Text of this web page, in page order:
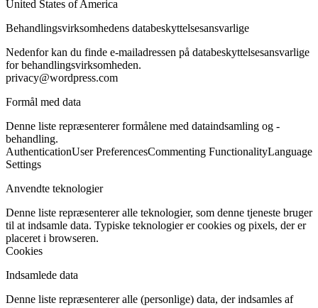
United States of America
Behandlingsvirksomhedens databeskyttelsesansvarlige
Nedenfor kan du finde e-mailadressen på databeskyttelsesansvarlige
for behandlingsvirksomheden.
privacy@wordpress.com
Formål med data
Denne liste repræsenterer formålene med dataindsamling og -
behandling.
AuthenticationUser PreferencesCommenting FunctionalityLanguage
Settings
Anvendte teknologier
Denne liste repræsenterer alle teknologier, som denne tjeneste bruger
til at indsamle data. Typiske teknologier er cookies og pixels, der er
placeret i browseren.
Cookies
Indsamlede data
Denne liste repræsenterer alle (personlige) data, der indsamles af